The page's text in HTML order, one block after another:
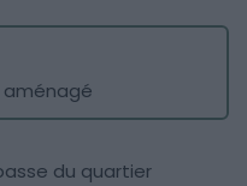
aménagé
du quartier